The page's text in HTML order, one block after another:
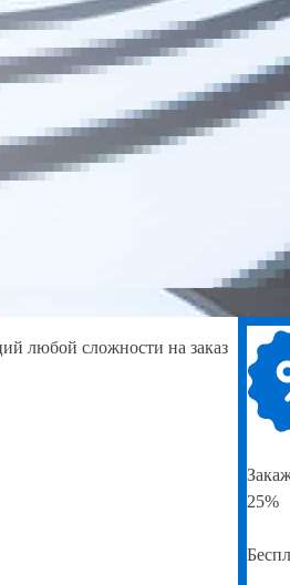
25%
любой сложности на заказ